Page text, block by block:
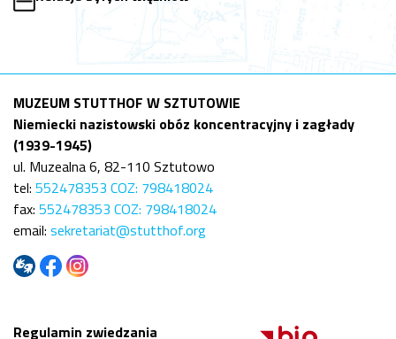
MUZEUM STUTTHOF W SZTUTOWIE
Niemiecki nazistowski obóz koncentracyjny i zagłady
(1939-1945)
ul. Muzealna 6, 82-110 Sztutowo
tel: 552478353 COZ: 798418024
fax: 552478353 COZ: 798418024
email: sekretariat@stutthof.org
Regulamin zwiedzania